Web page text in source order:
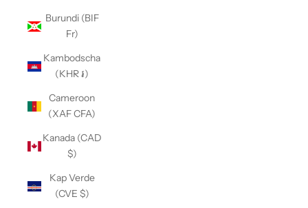
Burundi (BIF
Fr)
Kambodscha
(KHR ៛)
Cameroon
(XAF CFA)
Kanada (CAD
$)
Kap Verde
(CVE $)